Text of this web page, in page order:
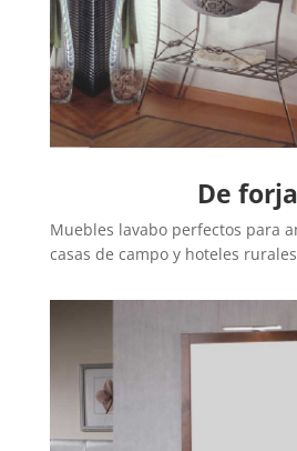
De forja
Muebles lavabo perfectos para
casas de campo y hoteles